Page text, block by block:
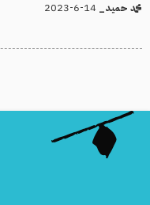
محمد حميد_